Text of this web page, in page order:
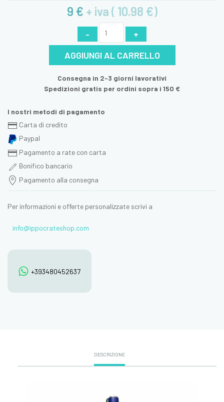
9 € + iva ( 10.98 €)
-
+
AGGIUNGI AL CARRELLO
Consegna in 2-3 giorni lavorativi
Spedizioni gratis per ordini sopra i 150 €
I nostri metodi di pagamento
Carta di credito
Paypal
Pagamento a rate con carta
Bonifico bancario
Pagamento alla consegna
Per informazioni e offerte personalizzate scrivi a
info@ippocrateshop.com
+393480452637
DESCRIZIONE